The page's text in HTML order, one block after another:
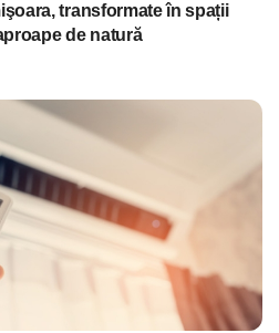
transformate în spații
de natură